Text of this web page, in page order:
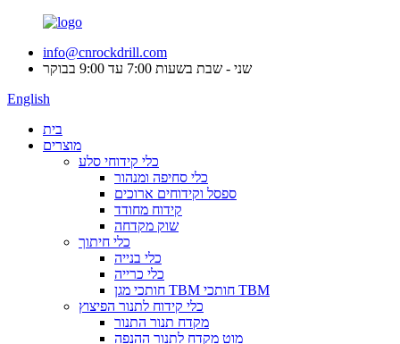
info@cnrockdrill.com
שני - שבת בשעות 7:00 עד 9:00 בבוקר
English
בית
מוצרים
כלי קידוחי סלע
כלי סחיפה ומנהור
ספסל וקידוחים ארוכים
קידוח מחודד
שוק מקדחה
כלי חיתוך
כלי בנייה
כלי כרייה
חותכי מגן TBM חותכי TBM
כלי קידוח לתנור הפיצוץ
מקדח תנור התנור
מוט מקדח לתנור ההנפה